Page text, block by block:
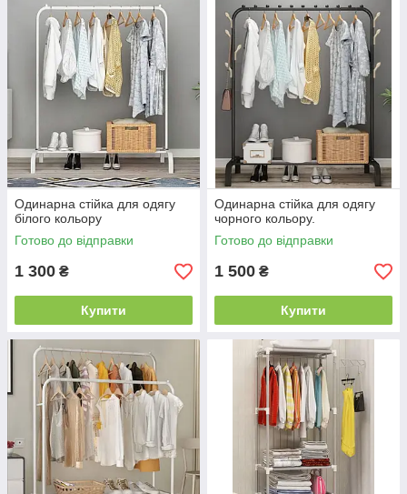
Одинарна стійка для одягу
білого кольору
Готово до відправки
1 300 ₴
Купити
Одинарна стійка для одягу
чорного кольору.
Готово до відправки
1 500 ₴
Купити